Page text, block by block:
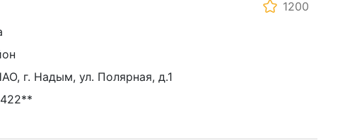
1200
г. Надым, ул. Полярная, д.1